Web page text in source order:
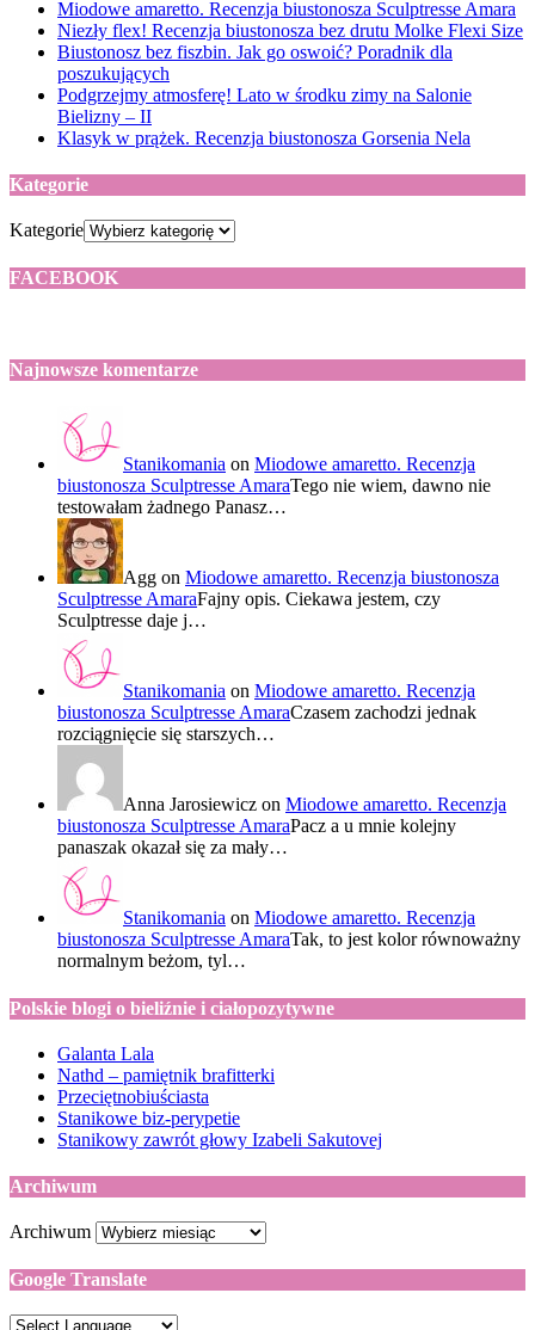
Miodowe amaretto. Recenzja biustonosza Sculptresse Amara
Niezły flex! Recenzja biustonosza bez drutu Molke Flexi Size
Biustonosz bez fiszbin. Jak go oswoić? Poradnik dla
poszukujących
Podgrzejmy atmosferę! Lato w środku zimy na Salonie
Bielizny – II
Klasyk w prążek. Recenzja biustonosza Gorsenia Nela
Kategorie
Kategorie
FACEBOOK
Najnowsze komentarze
Stanikomania on Miodowe amaretto. Recenzja
biustonosza Sculptresse AmaraTego nie wiem, dawno nie
testowałam żadnego Panasz…
Agg on Miodowe amaretto. Recenzja biustonosza
Sculptresse AmaraFajny opis. Ciekawa jestem, czy
Sculptresse daje j…
Stanikomania on Miodowe amaretto. Recenzja
biustonosza Sculptresse AmaraCzasem zachodzi jednak
rozciągnięcie się starszych…
Anna Jarosiewicz on Miodowe amaretto. Recenzja
biustonosza Sculptresse AmaraPacz a u mnie kolejny
panaszak okazał się za mały…
Stanikomania on Miodowe amaretto. Recenzja
biustonosza Sculptresse AmaraTak, to jest kolor równoważny
normalnym beżom, tyl…
Polskie blogi o bieliźnie i ciałopozytywne
Galanta Lala
Nathd – pamiętnik brafitterki
Przeciętnobiuściasta
Stanikowe biz-perypetie
Stanikowy zawrót głowy Izabeli Sakutovej
Archiwum
Archiwum
Google Translate